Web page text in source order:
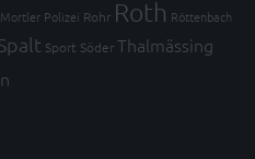
Mortler Polizei Rohr Roth Röttenbach
Sport SöderThalmässing